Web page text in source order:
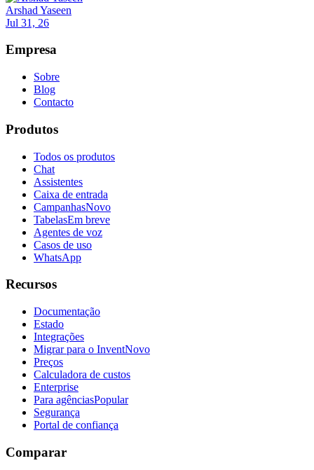
Arshad Yaseen
Jul 31, 26
Empresa
Sobre
Blog
Contacto
Produtos
Todos os produtos
Chat
Assistentes
Caixa de entrada
CampanhasNovo
TabelasEm breve
Agentes de voz
Casos de uso
WhatsApp
Recursos
Documentação
Estado
Integrações
Migrar para o InventNovo
Preços
Calculadora de custos
Enterprise
Para agênciasPopular
Segurança
Portal de confiança
Comparar